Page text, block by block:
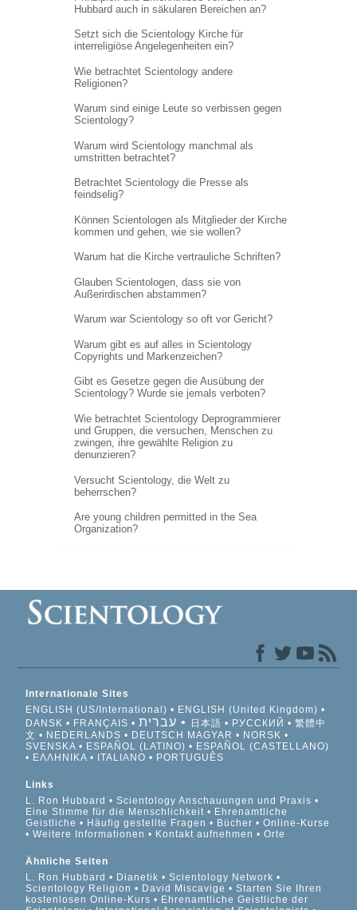
Hubbard auch in säkularen Bereichen an?
Setzt sich die Scientology Kirche für
interreligiöse Angelegenheiten ein?
Wie betrachtet Scientology andere
Religionen?
Warum sind einige Leute so verbissen gegen
Scientology?
Warum wird Scientology manchmal als
umstritten betrachtet?
Betrachtet Scientology die Presse als
feindselig?
Können Scientologen als Mitglieder der Kirche
kommen und gehen, wie sie wollen?
Warum hat die Kirche vertrauliche Schriften?
Glauben Scientologen, dass sie von
Außerirdischen abstammen?
Warum war Scientology so oft vor Gericht?
Warum gibt es auf alles in Scientology
Copyrights und Markenzeichen?
Gibt es Gesetze gegen die Ausübung der
Scientology? Wurde sie jemals verboten?
Wie betrachtet Scientology Deprogrammierer
und Gruppen, die versuchen, Menschen zu
zwingen, ihre gewählte Religion zu
denunzieren?
Versucht Scientology, die Welt zu
beherrschen?
Are young children permitted in the Sea
Organization?
Internationale Sites
ENGLISH (US/International)
ENGLISH (United Kingdom)
DANSK
FRANÇAIS עברית 日本語 РУССКИЙ
繁體中
文
NEDERLANDS DEUTSCH MAGYAR
NORSK
SVENSKA
ESPAÑOL (LATINO)
ESPAÑOL (CASTELLANO)
ΕΛΛΗΝΙΚA
ITALIANO PORTUGUÊS
Links
L. Ron Hubbard
Scientology Anschauungen und Praxis
Eine Stimme für die Menschlichkeit
Ehrenamtliche
Geistliche
Häufig gestellte Fragen Bücher
Online-Kurse
Weitere Informationen
Kontakt aufnehmen Orte
Ähnliche Seiten
L. Ron Hubbard
Dianetik
Scientology Network
Scientology Religion
David Miscavige
Starten Sie Ihren
kostenlosen Online-Kurs
Ehrenamtliche Geistliche der